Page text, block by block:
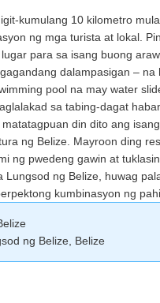
kumulang 10 kilometro
ng mga turista at lokal.
para sa isang buong
dalampasigan –
pool na may water
sa tabing-dagat
din dito ang
ng Belize. Mayroon ding
ng pwedeng gawin at
Lungsod ng Belize, huwag
kumbinasyon ng
ng Belize, Belize